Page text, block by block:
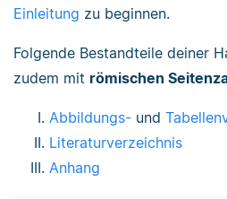
Einleitung zu beginnen.
Folgende Bestandteile deiner
zudem mit römischen
Abbildungs- und
Literaturverzeichnis
Anhang